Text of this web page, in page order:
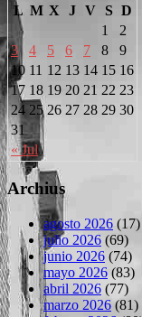
L M X J V S D
« Jul
1
2
3
4 5 6 7 8
9
10 11 12 13 14 15 16
17 18 19 20 21 22 23
24 25 26 27 28 29 30
31
Archius
agosto 2026 (17)
julio 2026 (69)
junio 2026 (74)
mayo 2026 (83)
abril 2026 (77)
marzo 2026 (81)